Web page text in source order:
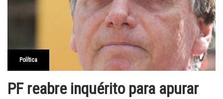
Política
PF reabre inquérito para apurar